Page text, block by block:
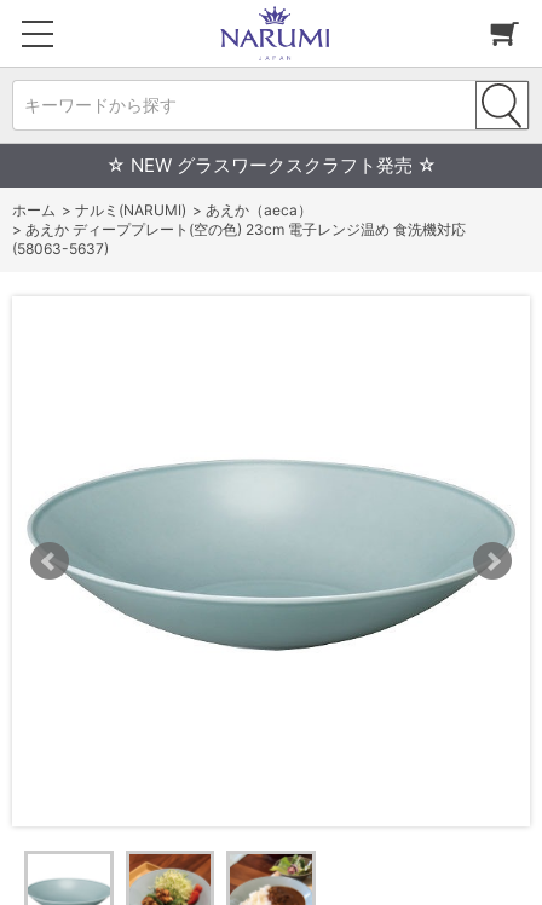
キーワードから探す
☆ NEW グラスワークスクラフト発売 ☆
ホーム > ナルミ(NARUMI) > あえか（aeca）
> あえか ディーププレート(空の色) 23cm 電子レンジ温め 食洗機対応
(58063-5637)